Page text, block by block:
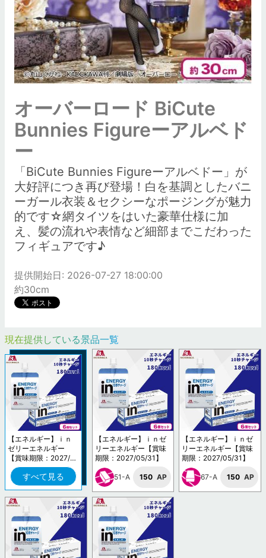
オーバーロード BiCute
Bunnies Figureーアルベド
ー
「BiCute Bunnies Figureーアルベドー」が
大好評につき再び登場！白を基調としたバニ
ーガール衣装＆セクシーなポージングが魅力
的です☆網タイツをはいた豪華仕様に加
え、髪の流れや表情など細部までこだわった
フィギュアです♪
提供開始日: 2026-07-27 18:00:00
約30cm
現在提供している景品一覧
【エネルギー】ｉｎ
ゼリーエネルギー
【賞味期限：2027/0
5/31】
すべて見る
【エネルギー】ｉｎゼ
リーエネルギー【賞味
期限：2027/05/31】
51-A 150 AP
【エネルギー】ｉｎゼ
リーエネルギー【賞味
期限：2027/05/31】
67-A 150 AP